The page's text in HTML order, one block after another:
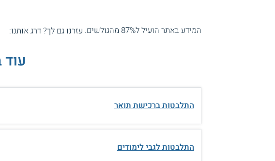
המידע באתר הועיל ל87% מהגולשים. עזרנו גם לך? דרג אותנו:
התלבטות ברכישת תואר
התלבטות לגבי לימודים